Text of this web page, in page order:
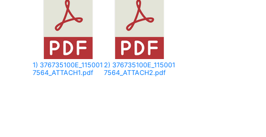
1) 376735100E_115001
7564_ATTACH1.pdf
2) 376735100E_115001
7564_ATTACH2.pdf